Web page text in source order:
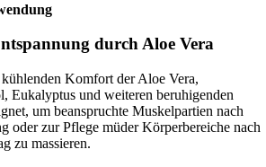
durch Aloe Vera
Komfort der Aloe Vera,
Eukalyptus und weiteren beruhigenden
um beanspruchte Muskelpartien nach
oder zur Pflege müder Körperbereiche nach
zu massieren.